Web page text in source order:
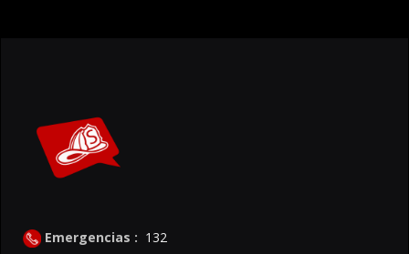
Emergencias : 132